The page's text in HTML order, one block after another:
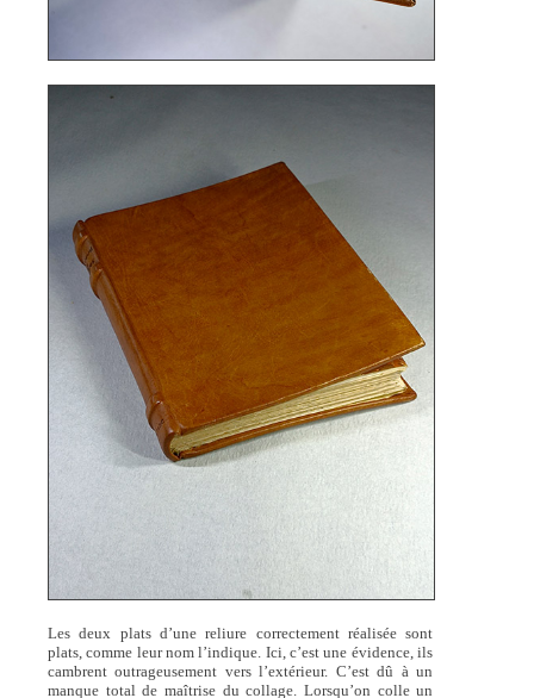
Les deux plats d’une reliure correctement réalisée sont
plats, comme leur nom l’indique. Ici, c’est une évidence, ils
cambrent outrageusement vers l’extérieur. C’est dû à un
manque total de maîtrise du collage. Lorsqu’on colle un